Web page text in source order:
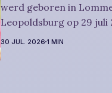
werd geboren in
Leopoldsburg op 29 juli
werd 74 jaar. Rouwbericht Dries-Hulsmans: Het afscheid, waartoe u
30 JUL. 2026 1 MIN